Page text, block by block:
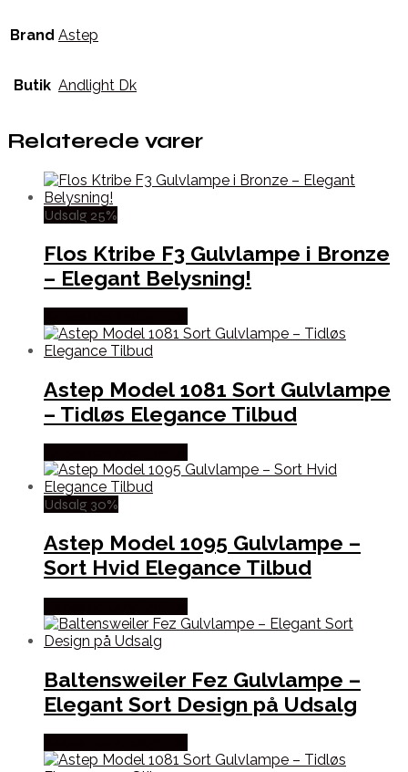
Brand Astep
Butik Andlight Dk
Relaterede varer
Udsalg 25%
Flos Ktribe F3 Gulvlampe i Bronze
– Elegant Belysning!
Astep Model 1081 Sort Gulvlampe
– Tidløs Elegance Tilbud
Udsalg 30%
Astep Model 1095 Gulvlampe –
Sort Hvid Elegance Tilbud
Baltensweiler Fez Gulvlampe –
Elegant Sort Design på Udsalg